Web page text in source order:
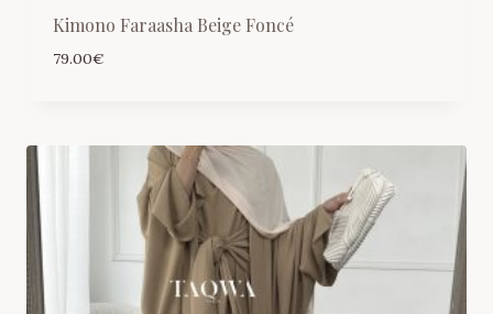
Kimono Faraasha Beige Foncé
79.00€